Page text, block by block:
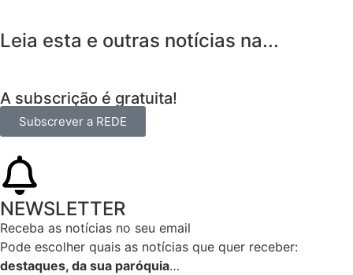
Leia esta e outras notícias na...
A subscrição é gratuita!
Subscrever a REDE
NEWSLETTER
Receba as notícias no seu email​
Pode escolher quais as notícias que quer receber:
destaques, da sua paróquia…